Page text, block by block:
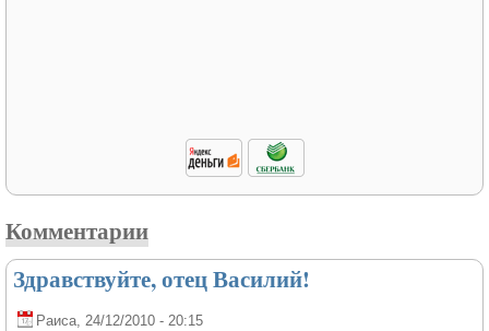
Комментарии
Здравствуйте, отец Василий!
Раиса, 24/12/2010 - 20:15